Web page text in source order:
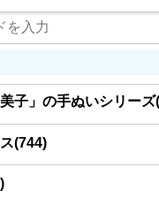
美子」の手ぬいシリーズ
(744)